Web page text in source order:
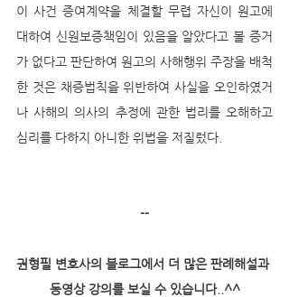
이 사건 증여계약을 체결할 무렵 자신이 원고에
대하여 신원보증책임이 있음을 알았다고 볼 증거
가 없다고 판단하여 원고의 사해행위 주장을 배척
한 것은 채증법칙을 위반하여 사실을 오인하였거
나 사해의 의사의 추정에 관한 법리를 오해하고
심리를 다하지 아니한 위법을 저질렀다.
--
권형필 변호사의 블로그에서 더 많은 판례해설과
동영상 강의를 보실 수 있습니다..^^